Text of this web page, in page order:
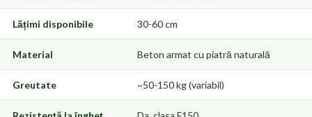
Lățimi disponibile 30-60 cm
Material Beton armat cu piatră naturală
Greutate ~50-150 kg (variabil)